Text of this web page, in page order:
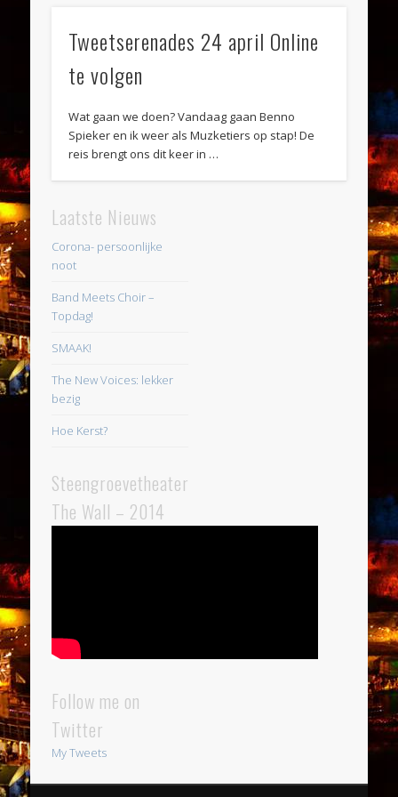
Tweetserenades 24 april Online
te volgen
Wat gaan we doen? Vandaag gaan Benno
Spieker en ik weer als Muzketiers op stap! De
reis brengt ons dit keer in …
Laatste Nieuws
Corona- persoonlijke
noot
Band Meets Choir –
Topdag!
SMAAK!
The New Voices: lekker
bezig
Hoe Kerst?
Steengroevetheater
The Wall – 2014
Follow me on
Twitter
My Tweets